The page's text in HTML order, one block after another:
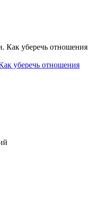
уберечь отношения